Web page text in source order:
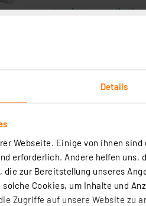
Details
Webseite. Einige von ihnen
erforderlich. Andere helfen uns,
die zur Bereitstellung unseres
Cookies, um Inhalte und
Zugriffe auf unsere Website zu
ganz automatisch.
sofort versandfertig